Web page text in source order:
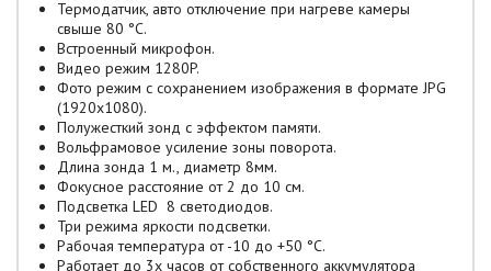
Термодатчик, авто отключение при нагреве камеры
свыше 80 °С.
Встроенный микрофон.
Видео режим 1280P.
Фото режим с сохранением изображения в формате JPG
(1920x1080).
Полужесткий зонд с эффектом памяти.
Вольфрамовое усиление зоны поворота.
Длина зонда 1 м., диаметр 8мм.
Фокусное расстояние от 2 до 10 см.
Подсветка LED 8 светодиодов.
Три режима яркости подсветки.
Рабочая температура от -10 до +50 °С.
Работает до 3х часов от собственного аккумулятора